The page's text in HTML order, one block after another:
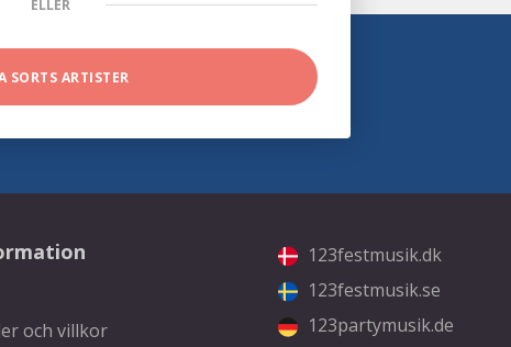
ELLER
SORTS ARTISTER
och villkor
123festmusik.dk
123festmusik.se
123partymusik.de